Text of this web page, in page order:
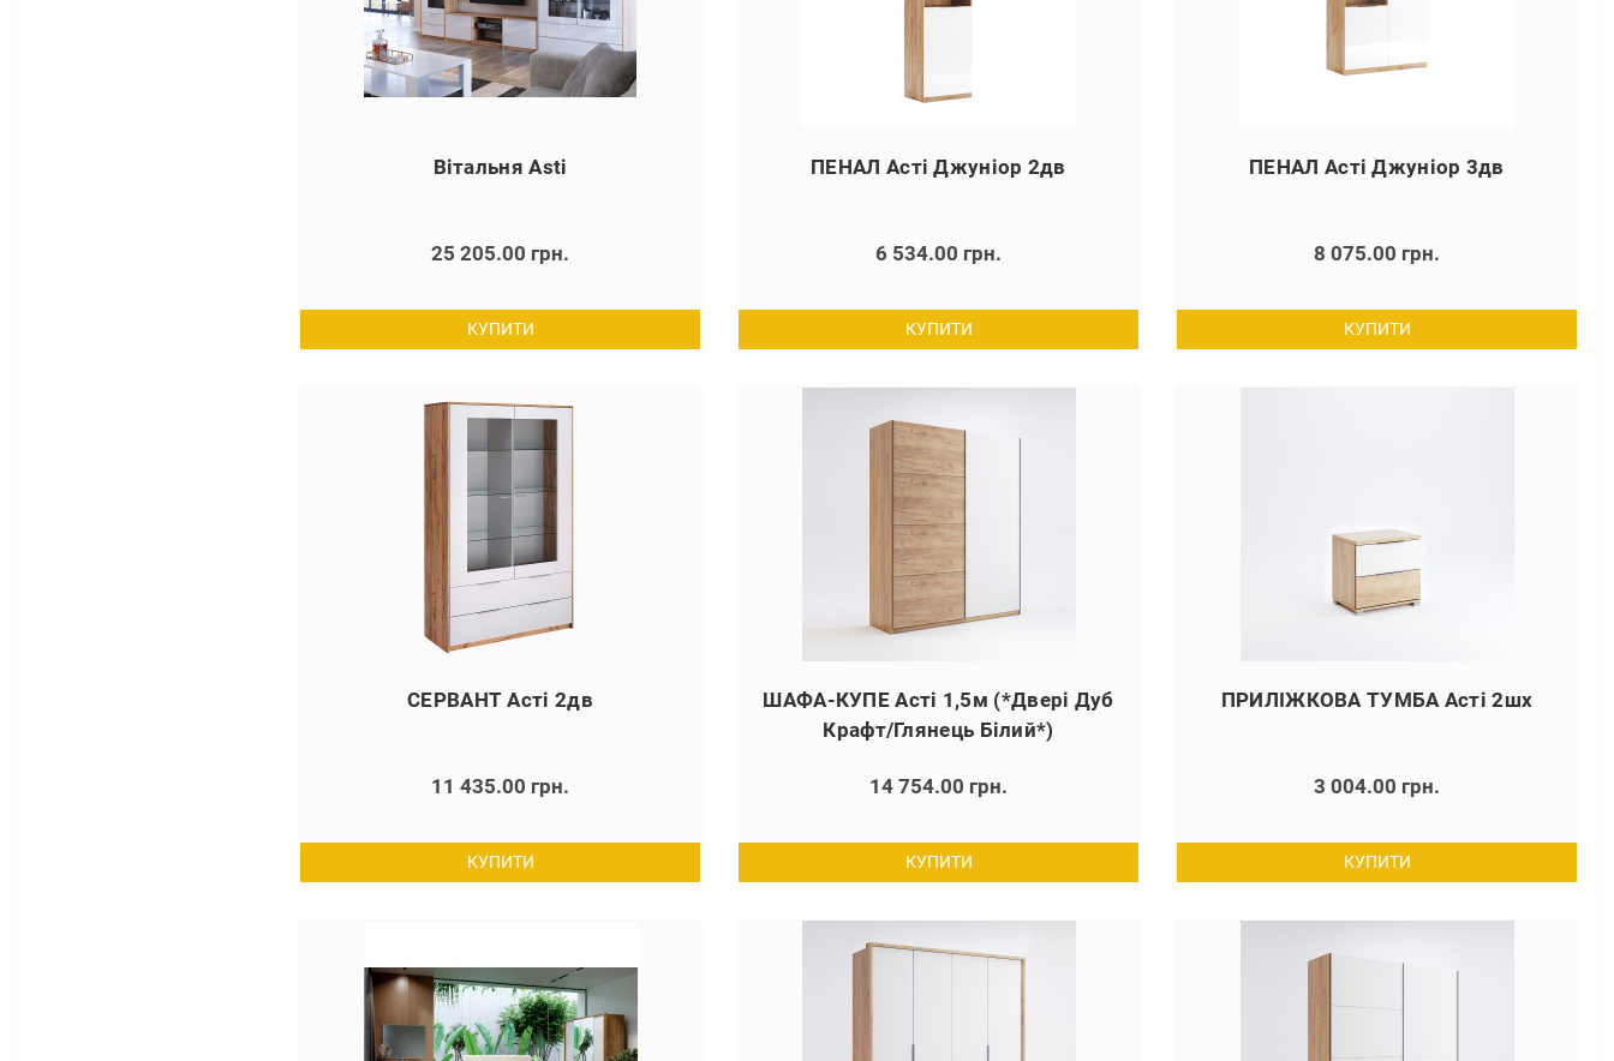
Вітальня Asti
25 205.00 грн.
КУПИТИ
ПЕНАЛ Асті Джуніор 2дв
6 534.00 грн.
КУПИТИ
ПЕНАЛ Асті Джуніор 3дв
8 075.00 грн.
КУПИТИ
СЕРВАНТ Асті 2дв
11 435.00 грн.
КУПИТИ
ШАФА-КУПЕ Асті 1,5м (*Двері Дуб
Крафт/Глянець Білий*)
14 754.00 грн.
КУПИТИ
ПРИЛІЖКОВА ТУМБА Асті 2шх
3 004.00 грн.
КУПИТИ